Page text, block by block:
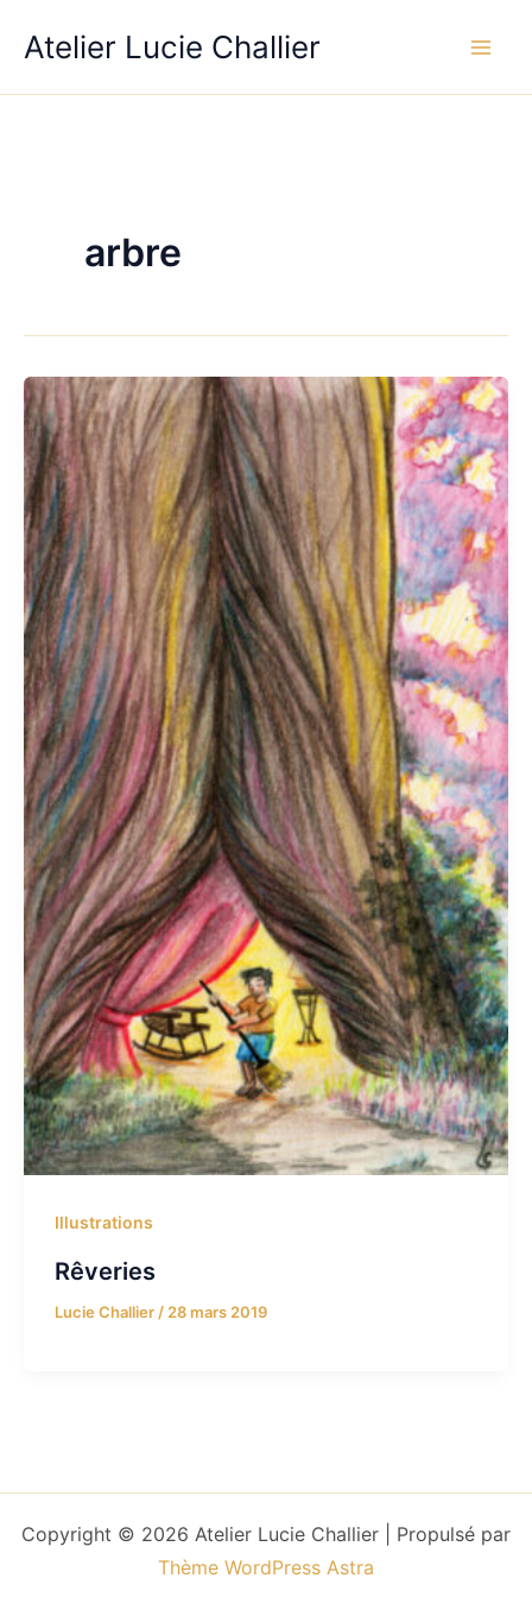
Atelier Lucie Challier
arbre
Illustrations
Rêveries
Lucie Challier / 28 mars 2019
Copyright © 2026 Atelier Lucie Challier | Propulsé par
Thème WordPress Astra